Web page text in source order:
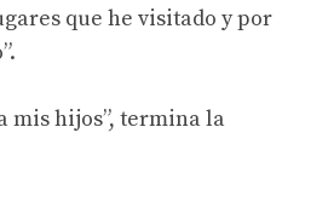
que he visitado y por
mis hijos”, termina la